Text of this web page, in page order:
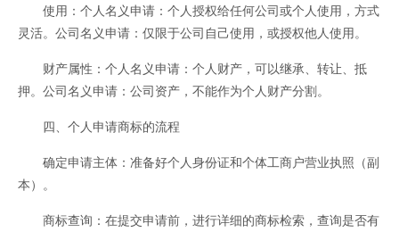
使用：个人名义申请：个人授权给任何公司或个人使用，方式
灵活。公司名义申请：仅限于公司自己使用，或授权他人使用。
财产属性：个人名义申请：个人财产，可以继承、转让、抵
押。公司名义申请：公司资产，不能作为个人财产分割。
四、个人申请商标的流程
确定申请主体：准备好个人身份证和个体工商户营业执照（副
本）。
商标查询：在提交申请前，进行详细的商标检索，查询是否有